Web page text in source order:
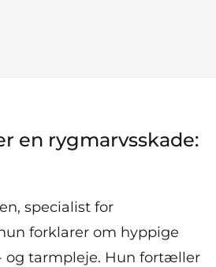
en rygmarvsskade:
specialist for
forklarer om hyppige
og tarmpleje. Hun fortæller